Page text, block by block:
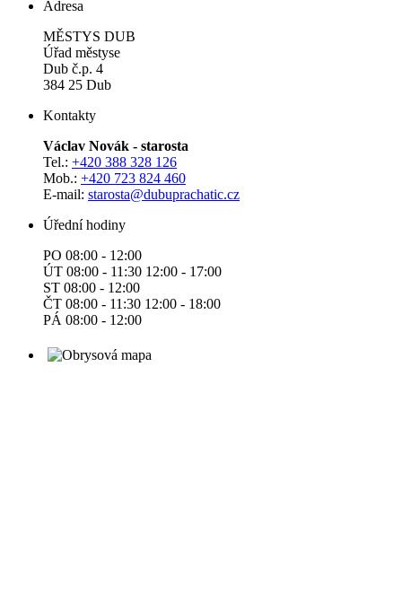
Adresa
MĚSTYS DUB
Úřad městyse
Dub č.p. 4
384 25 Dub
Kontakty
Václav Novák - starosta
Tel.: +420 388 328 126
Mob.: +420 723 824 460
E-mail: starosta@dubuprachatic.cz
Úřední hodiny
PO 08:00 - 12:00
ÚT 08:00 - 11:30 12:00 - 17:00
ST 08:00 - 12:00
ČT 08:00 - 11:30 12:00 - 18:00
PÁ 08:00 - 12:00